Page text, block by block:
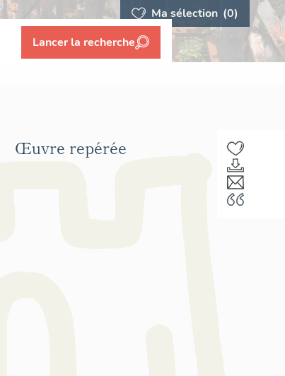
Ma sélection (0)
Lancer la recherche
Œuvre repérée